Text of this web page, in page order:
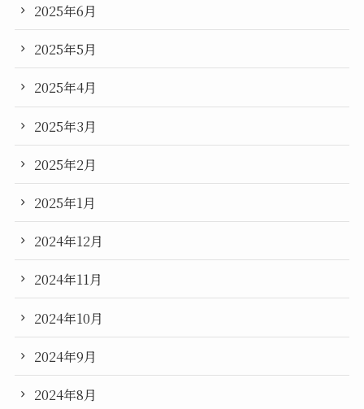
2025年6月
2025年5月
2025年4月
2025年3月
2025年2月
2025年1月
2024年12月
2024年11月
2024年10月
2024年9月
2024年8月